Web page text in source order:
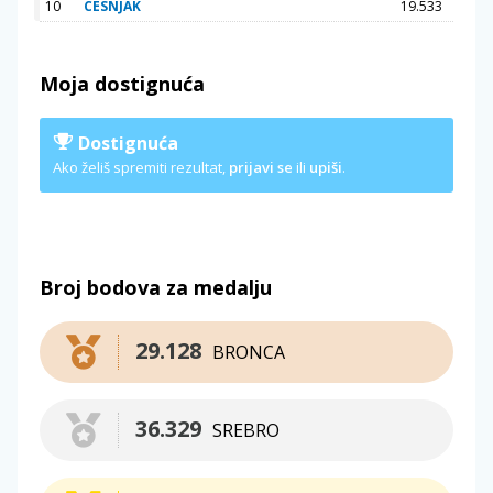
10 CESNJAK 19.533
Moja dostignuća
Dostignuća
Ako želiš spremiti rezultat, prijavi se ili upiši.
Broj bodova za medalju
BRONCA
29.128
SREBRO
36.329